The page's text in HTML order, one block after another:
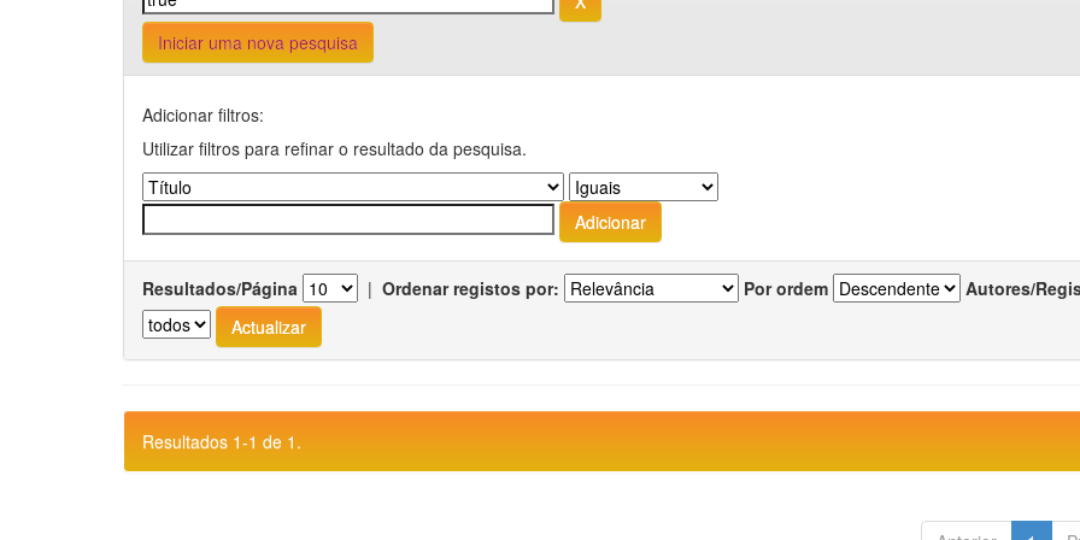
Iniciar uma nova pesquisa
Adicionar filtros:
Utilizar filtros para refinar o resultado da pesquisa.
Resultados/Página | Ordenar registos por: Por ordem Autores/
Resultados 1-1 de 1.